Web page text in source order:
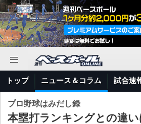
トップ ニュース＆コラム 試合速
プロ野球はみだし録
本塁打ランキングとの違